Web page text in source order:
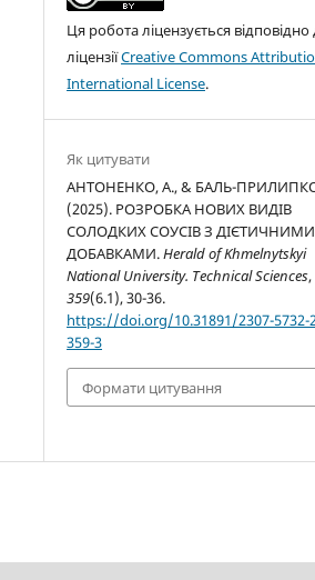
Ця робота ліцензується відповідно
ліцензіїCreative Commons
International License.
Як цитувати
АНТОНЕНКО, А., & БАЛЬ-
(2025). РОЗРОБКА НОВИХ ВИДІВ
СОЛОДКИХ СОУСІВ З ДІЄТИЧНИМИ
ДОБАВКАМИ.Herald of Khmelnytskyi
National University. Technical Sciences,
359(6.1), 30-36.
https://doi.org/10.31891/2307-5732-
359-3
Формати цитування